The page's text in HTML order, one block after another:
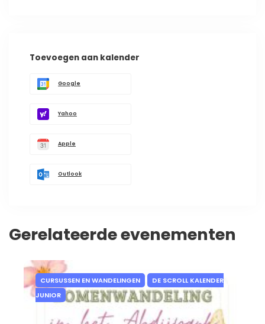
Toevoegen aan kalender
Google
Yahoo
Apple
Outlook
Gerelateerde evenementen
CURSUSSEN EN WANDELINGEN
DE SCROLL KALENDER
JUNIOR